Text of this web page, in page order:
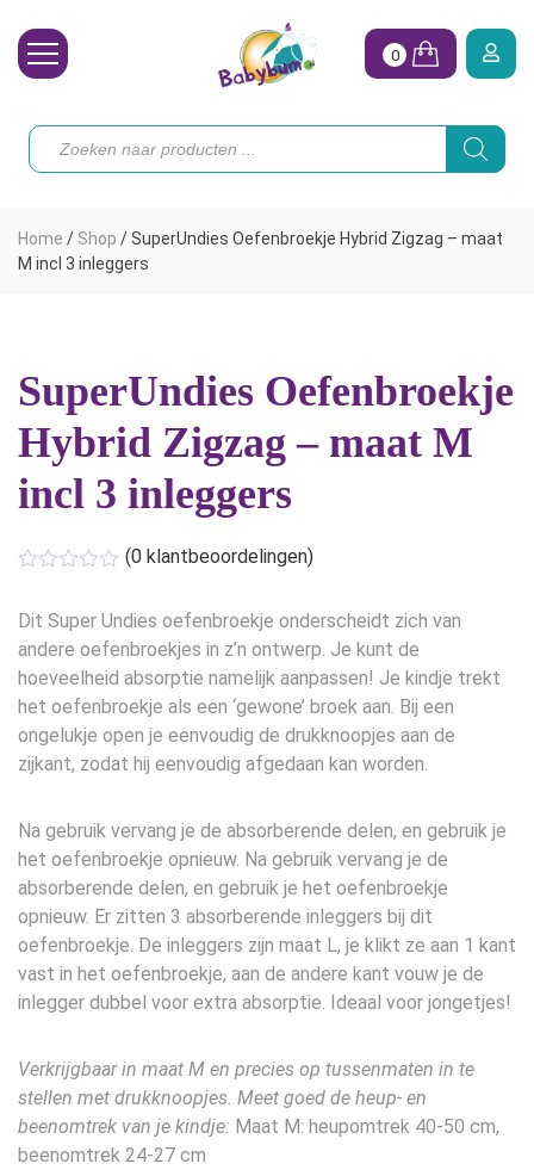
Toebehoren
Vrouw
Hoe begin ik?
0
Producten
zoeken
Home / Shop /SuperUndies Oefenbroekje Hybrid Zigzag – maat
M incl 3 inleggers
SuperUndies Oefenbroekje
Hybrid Zigzag – maat M
incl 3 inleggers
(0 klantbeoordelingen)
Dit Super Undies oefenbroekje onderscheidt zich van
andere oefenbroekjes in z’n ontwerp. Je kunt de
hoeveelheid absorptie namelijk aanpassen! Je kindje trekt
het oefenbroekje als een ‘gewone’ broek aan. Bij een
ongelukje open je eenvoudig de drukknoopjes aan de
zijkant, zodat hij eenvoudig afgedaan kan worden.
Na gebruik vervang je de absorberende delen, en gebruik je
het oefenbroekje opnieuw. Na gebruik vervang je de
absorberende delen, en gebruik je het oefenbroekje
opnieuw. Er zitten 3 absorberende inleggers bij dit
oefenbroekje. De inleggers zijn maat L, je klikt ze aan 1 kant
vast in het oefenbroekje, aan de andere kant vouw je de
inlegger dubbel voor extra absorptie. Ideaal voor jongetjes!
Verkrijgbaar in maat M en precies op tussenmaten in te
stellen met drukknoopjes. Meet goed de heup- en
beenomtrek van je kindje: Maat M: heupomtrek 40-50 cm,
beenomtrek 24-27 cm